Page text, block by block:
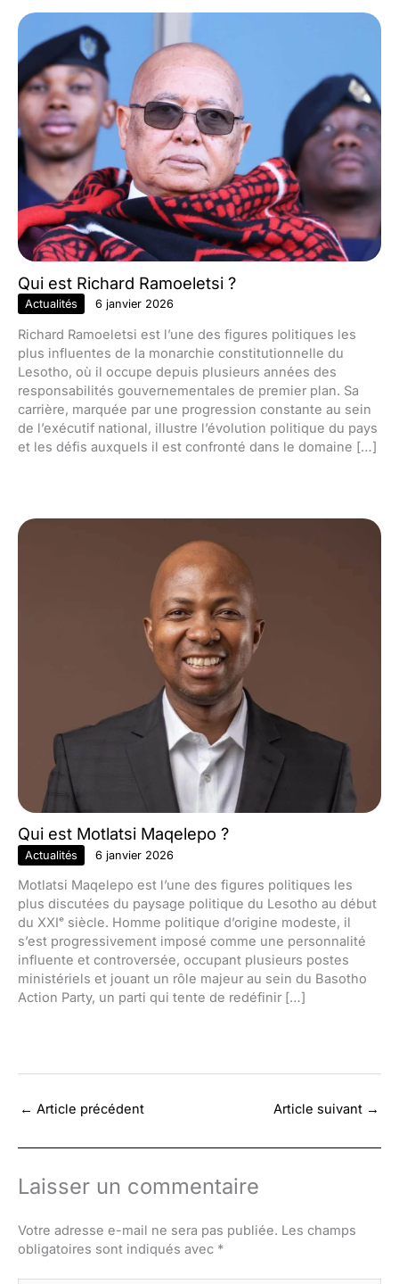
Qui est Richard Ramoeletsi ?
Actualités 6 janvier 2026
Richard Ramoeletsi est l’une des figures politiques les
plus influentes de la monarchie constitutionnelle du
Lesotho, où il occupe depuis plusieurs années des
responsabilités gouvernementales de premier plan. Sa
carrière, marquée par une progression constante au sein
de l’exécutif national, illustre l’évolution politique du pays
et les défis auxquels il est confronté dans le domaine […]
Qui est Motlatsi Maqelepo ?
Actualités 6 janvier 2026
Motlatsi Maqelepo est l’une des figures politiques les
plus discutées du paysage politique du Lesotho au début
du XXIᵉ siècle. Homme politique d’origine modeste, il
s’est progressivement imposé comme une personnalité
influente et controversée, occupant plusieurs postes
ministériels et jouant un rôle majeur au sein du Basotho
Action Party, un parti qui tente de redéfinir […]
← Article précédent Article suivant →
Laisser un commentaire
Votre adresse e-mail ne sera pas publiée. Les champs
obligatoires sont indiqués avec *